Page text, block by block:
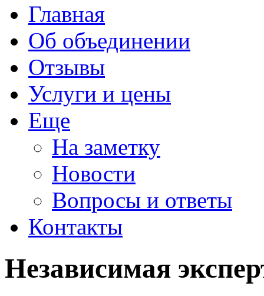
Главная
Об объединении
Отзывы
Услуги и цены
Еще
На заметку
Новости
Вопросы и ответы
Контакты
Независимая